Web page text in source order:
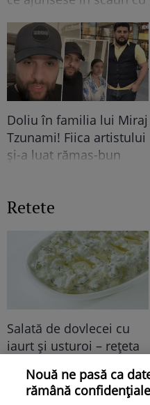
un an...&quot; Vezi mai
mult
Doliu în familia lui Miraj
Tzunami! Fiica artistului
și-a luat rămas-bun
Retete
Salată de dovlecei cu
iaurt și usturoi – rețeta
Nouă ne pasă ca
rămână confidențiale